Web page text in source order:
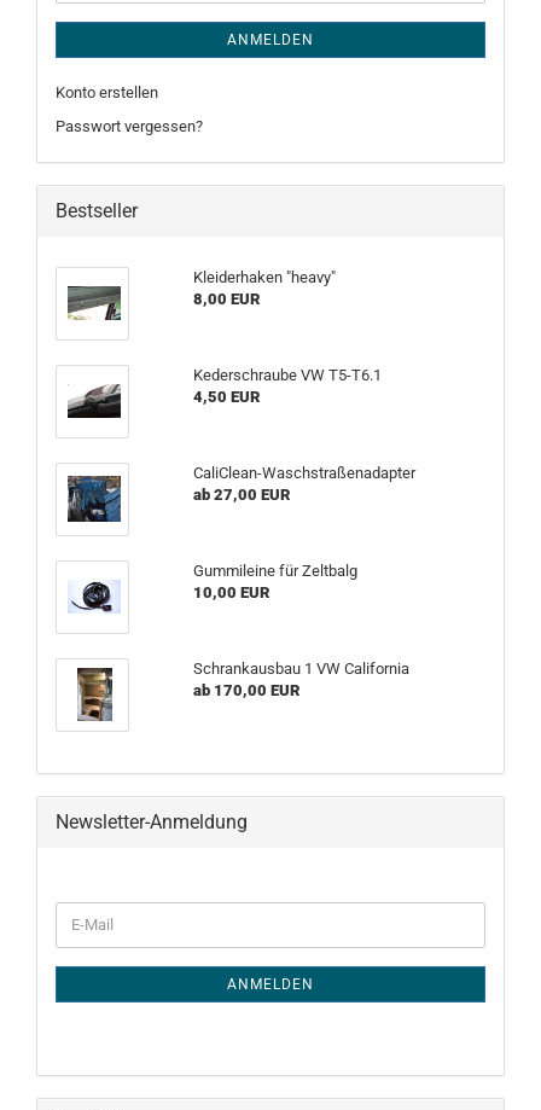
ANMELDEN
Konto erstellen
Passwort vergessen?
Bestseller
Kleiderhaken "heavy"
8,00 EUR
Kederschraube VW T5-T6.1
4,50 EUR
CaliClean-Waschstraßenadapter
ab 27,00 EUR
Gummileine für Zeltbalg
10,00 EUR
Schrankausbau 1 VW California
ab 170,00 EUR
Newsletter-Anmeldung
ZUR
NEWSLETTER-
E-
Mail
ANMELDEN